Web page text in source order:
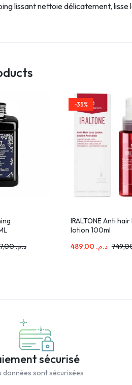
lissant nettoie délicatement,
د.م.347,00
-35%
IRALTONE Anti hair
lotion 100ml
د.م.
sécurisé
données sont sécurisées